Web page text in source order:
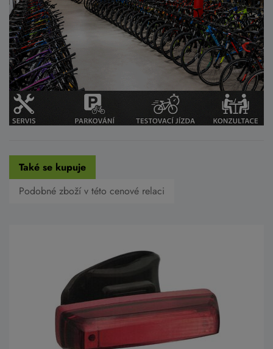
Také se kupuje
Podobné zboží v této cenové relaci